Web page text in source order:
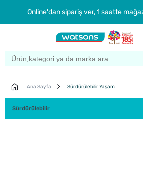
Online'dan sipariş ver, 1 saatte
Ana Sayfa Sürdürülebilir Yaşam
Sürdürülebilir